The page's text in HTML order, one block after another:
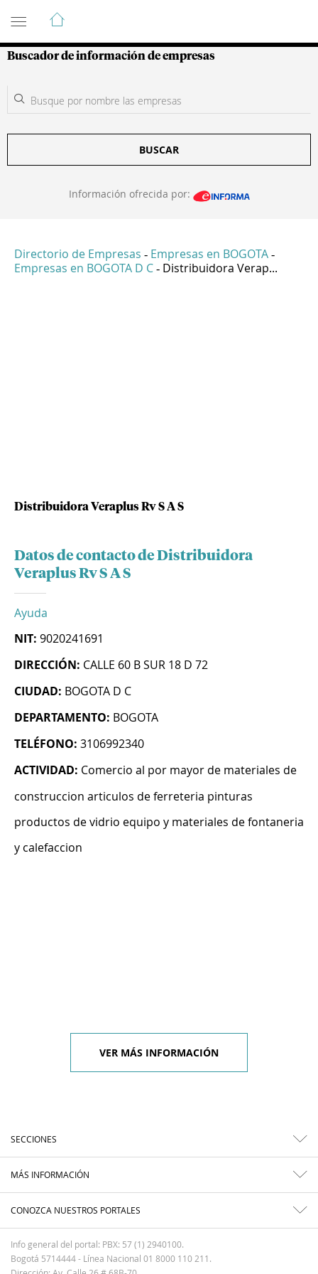
Guía de Empresas Colombianas
Buscador de información de empresas
BUSCAR
Información ofrecida por:
Directorio de Empresas - Empresas en BOGOTA -
Empresas en BOGOTA D C - Distribuidora Verap...
Distribuidora Veraplus Rv S A S
Datos de contacto de Distribuidora
Veraplus Rv S A S
Ayuda
NIT: 9020241691
DIRECCIÓN: CALLE 60 B SUR 18 D 72
CIUDAD: BOGOTA D C
DEPARTAMENTO: BOGOTA
TELÉFONO: 3106992340
ACTIVIDAD: Comercio al por mayor de materiales de
construccion articulos de ferreteria pinturas
productos de vidrio equipo y materiales de fontaneria
y calefaccion
VER MÁS INFORMACIÓN
SECCIONES
MÁS INFORMACIÓN
CONOZCA NUESTROS PORTALES
Info general del portal: PBX: 57 (1) 2940100.
Bogotá 5714444 - Línea Nacional 01 8000 110 211.